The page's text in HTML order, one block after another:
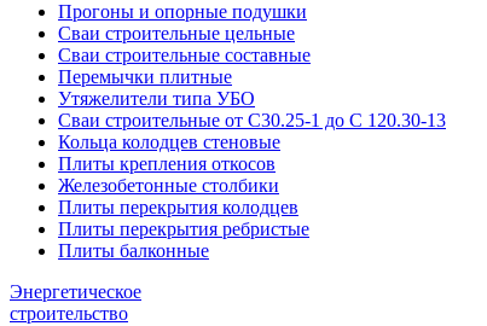
Прогоны и опорные подушки
Сваи строительные цельные
Сваи строительные составные
Перемычки плитные
Утяжелители типа УБО
Сваи строительные от С30.25-1 до С 120.30-13
Кольца колодцев стеновые
Плиты крепления откосов
Железобетонные столбики
Плиты перекрытия колодцев
Плиты перекрытия ребристые
Плиты балконные
Энергетическое
строительство